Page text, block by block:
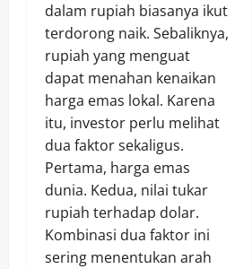
dalam rupiah biasanya ikut
terdorong naik. Sebaliknya,
rupiah yang menguat
dapat menahan kenaikan
harga emas lokal. Karena
itu, investor perlu melihat
dua faktor sekaligus.
Pertama, harga emas
dunia. Kedua, nilai tukar
rupiah terhadap dolar.
Kombinasi dua faktor ini
sering menentukan arah